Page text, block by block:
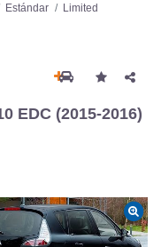
Estándar
Limited
EDC (2015-2016)